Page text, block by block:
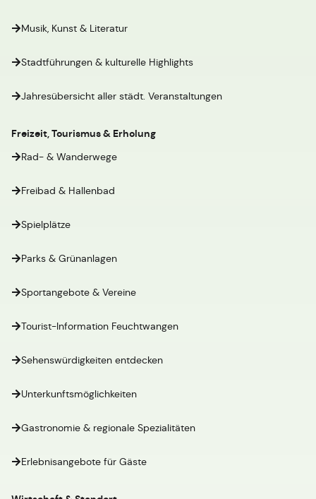
Musik, Kunst & Literatur
Stadtführungen & kulturelle Highlights
Jahresübersicht aller städt. Veranstaltungen
Freizeit, Tourismus & Erholung
Rad- & Wanderwege
Freibad & Hallenbad
Spielplätze
Parks & Grünanlagen
Sportangebote & Vereine
Tourist-Information Feuchtwangen
Sehenswürdigkeiten entdecken
Unterkunftsmöglichkeiten
Gastronomie & regionale Spezialitäten
Erlebnisangebote für Gäste